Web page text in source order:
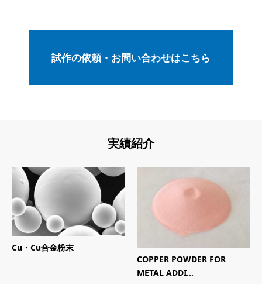
試作の依頼・お問い合わせはこちら
実績紹介
Cu・Cu合金粉末
COPPER POWDER FOR
METAL ADDI...